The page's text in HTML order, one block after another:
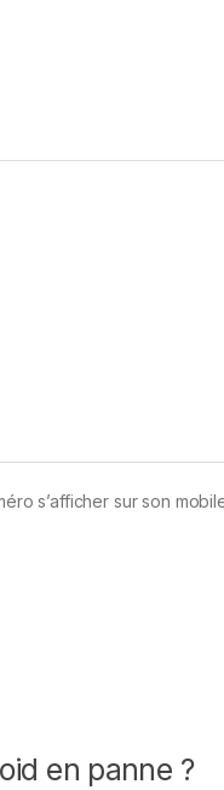
s’afficher sur son
en panne ?